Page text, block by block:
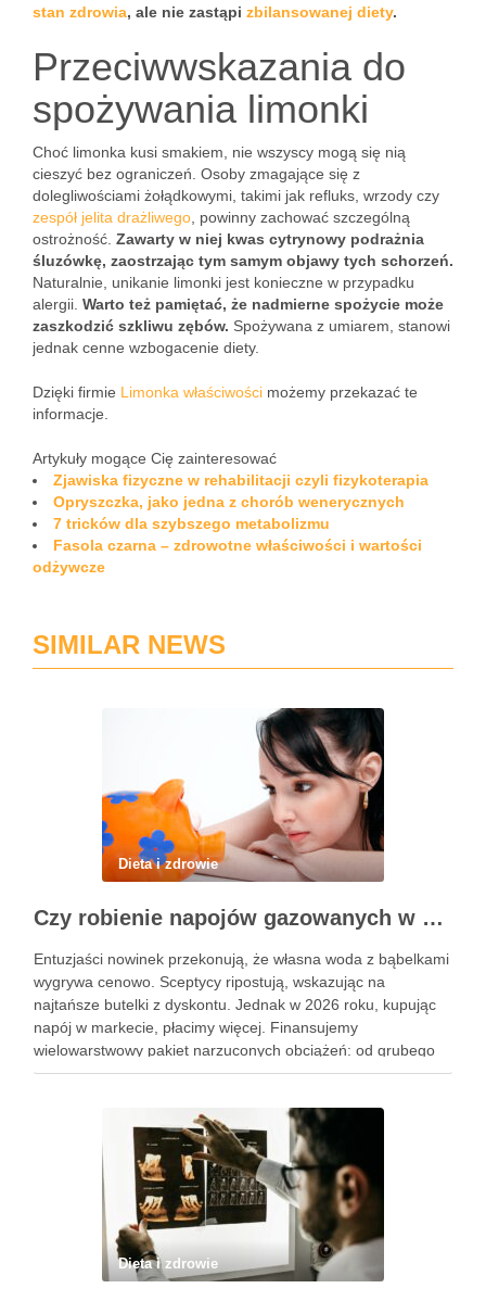
stan zdrowia, ale nie zastąpi zbilansowanej diety.
Przeciwwskazania do
spożywania limonki
Choć limonka kusi smakiem, nie wszyscy mogą się nią
cieszyć bez ograniczeń. Osoby zmagające się z
dolegliwościami żołądkowymi, takimi jak refluks, wrzody czy
zespół jelita drażliwego , powinny zachować szczególną
ostrożność. Zawarty w niej kwas cytrynowy podrażnia
śluzówkę, zaostrzając tym samym objawy tych schorzeń.
Naturalnie, unikanie limonki jest konieczne w przypadku
alergii. Warto też pamiętać, że nadmierne spożycie może
zaszkodzić szkliwu zębów. Spożywana z umiarem, stanowi
jednak cenne wzbogacenie diety.
Dzięki firmie Limonka właściwości możemy przekazać te
informacje.
Artykuły mogące Cię zainteresować
Zjawiska fizyczne w rehabilitacji czyli fizykoterapia
Opryszczka, jako jedna z chorób wenerycznych
7 tricków dla szybszego metabolizmu
Fasola czarna – zdrowotne właściwości i wartości
odżywcze
SIMILAR NEWS
Dieta i zdrowie
Czy robienie napojów gazowanych w domu się opłaca?
Entuzjaści nowinek przekonują, że własna woda z bąbelkami
wygrywa cenowo. Sceptycy ripostują, wskazując na
najtańsze butelki z dyskontu. Jednak w 2026 roku, kupując
napój w markecie, płacimy więcej. Finansujemy
wielowarstwowy pakiet narzuconych obciążeń: od grubego
plastiku, przez koszty transportu, po rosnące opłaty
Dieta i zdrowie